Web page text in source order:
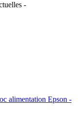
-
alimentation Epson -